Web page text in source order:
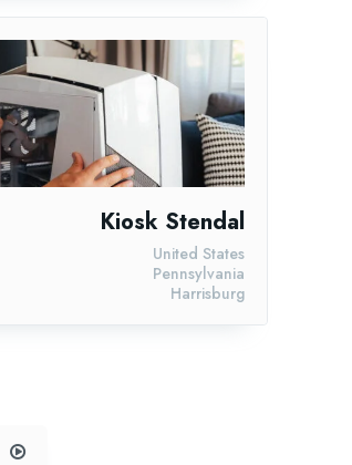
Kiosk Stendal
Harrisburg
Pennsylvania
United States